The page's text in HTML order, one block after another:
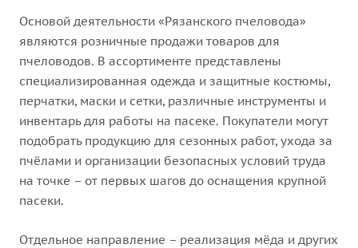
Основой деятельности «Рязанского пчеловода»
являются розничные продажи товаров для
пчеловодов. В ассортименте представлены
специализированная одежда и защитные костюмы,
перчатки, маски и сетки, различные инструменты и
инвентарь для работы на пасеке. Покупатели могут
подобрать продукцию для сезонных работ, ухода за
пчёлами и организации безопасных условий труда
на точке – от первых шагов до оснащения крупной
пасеки.
Отдельное направление – реализация мёда и других